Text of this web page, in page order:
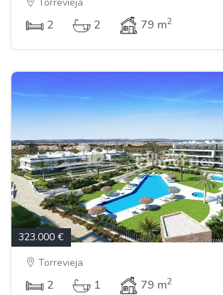
2 2 79 m2
323.000 €
Torrevieja
2 1 79 m2